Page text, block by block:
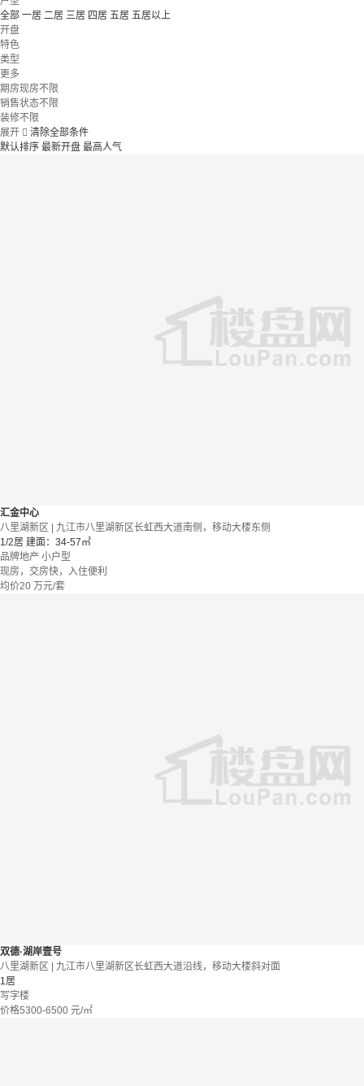
全部 一居 二居 三居 四居 五居 五居以上
开盘
特色
类型
更多
期房现房不限
销售状态不限
装修不限
展开  清除全部条件
默认排序 最新开盘 最高人气
汇金中心
八里湖新区 | 九江市八里湖新区长虹西大道南侧，移动大楼东侧
1/2居 建面：34-57㎡
品牌地产 小户型
现房，交房快，入住便利
均价20 万元/套
双德·湖岸壹号
八里湖新区 | 九江市八里湖新区长虹西大道沿线，移动大楼斜对面
1居
写字楼
价格5300-6500 元/㎡